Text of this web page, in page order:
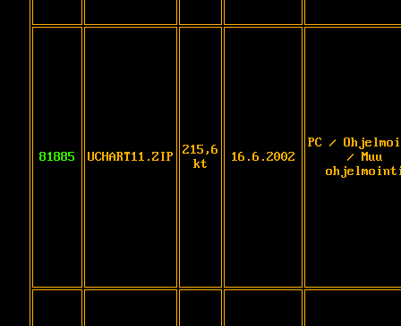
81885 UCHART11.ZIP
215,6
kt
16.6.2002
PC /
/ Muu